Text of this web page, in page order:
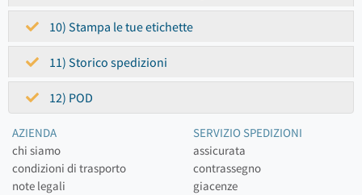
10) Stampa le tue etichette
11) Storico spedizioni
12) POD
AZIENDA
chi siamo
condizioni di trasporto
note legali
SERVIZIO SPEDIZIONI
assicurata
contrassegno
giacenze